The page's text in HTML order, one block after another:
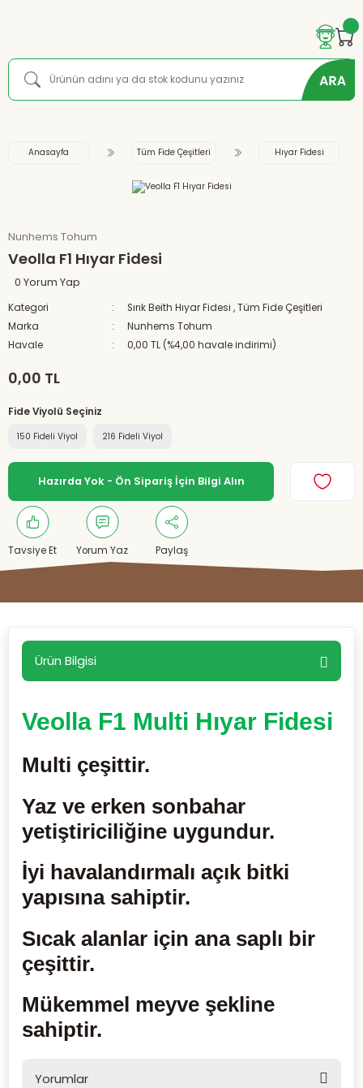
Anasayfa Tüm Fide Çeşitleri Hıyar Fidesi
Nunhems Tohum
Veolla F1 Hıyar Fidesi
0 Yorum Yap
Kategori Sırık Beith Hıyar Fidesi ,Tüm Fide Çeşitleri
Marka
Nunhems Tohum
Havale
0,00 TL (%4,00 havale indirimi)
0,00 TL
Fide Viyolü Seçiniz
150 Fideli Viyol 216 Fideli Viyol
Hazırda Yok - Ön Sipariş İçin Bilgi Alın
Tavsiye Et Yorum Yaz Paylaş
Ürün Bilgisi
Veolla F1 Multi Hıyar Fidesi
Multi çeşittir.
Yaz ve erken sonbahar
yetiştiriciliğine uygundur.
İyi havalandırmalı açık bitki
yapısına sahiptir.
Sıcak alanlar için ana saplı bir
çeşittir.
Mükemmel meyve şekline
sahiptir.
Yorumlar